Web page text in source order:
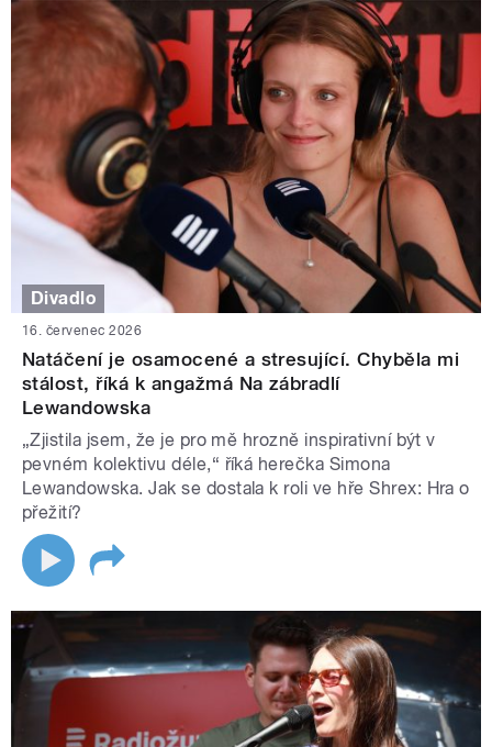
Divadlo
16. červenec 2026
Natáčení je osamocené a stresující. Chyběla mi
stálost, říká k angažmá Na zábradlí
Lewandowska
„Zjistila jsem, že je pro mě hrozně inspirativní být v
pevném kolektivu déle,“ říká herečka Simona
Lewandowska. Jak se dostala k roli ve hře Shrex: Hra o
přežití?